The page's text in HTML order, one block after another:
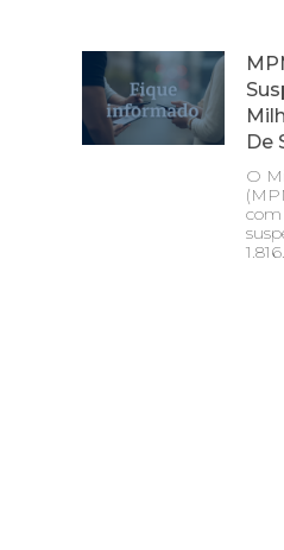
De
O
com